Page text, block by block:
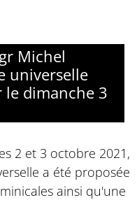
Michel
universelle
le dimanche 3
2 et 3 octobre 2021,
a été proposée
ainsi qu'une